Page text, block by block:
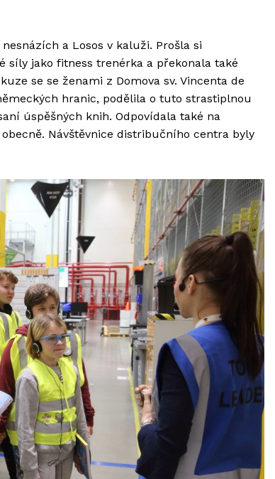
a Losos v kaluži. Prošla si
síly jako fitness trenérka a překonala také
se se ženami z Domova sv. Vincenta de
hranic, podělila o tuto strastiplnou
úspěšných knih. Odpovídala také na
Návštěvnice distribučního centra byly